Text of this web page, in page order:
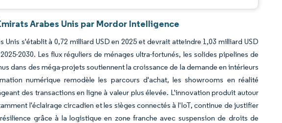
Arabes Unis par Mordor Intelligence
s'établit à 0,72 milliard USD en 2025 et devrait atteindre 1,03 milliard USD
2030. Les flux réguliers de ménages ultra-fortunés, les solides pipelines de
dans des méga-projets soutiennent la croissance de la demande en intérieurs
numérique remodèle les parcours d'achat, les showrooms en réalité
des transactions en ligne à valeur plus élevée. L'innovation produit autour
l'éclairage circadien et les sièges connectés à l'IoT, continue de justifier
grâce à la logistique en zone franche avec suspension de droits de